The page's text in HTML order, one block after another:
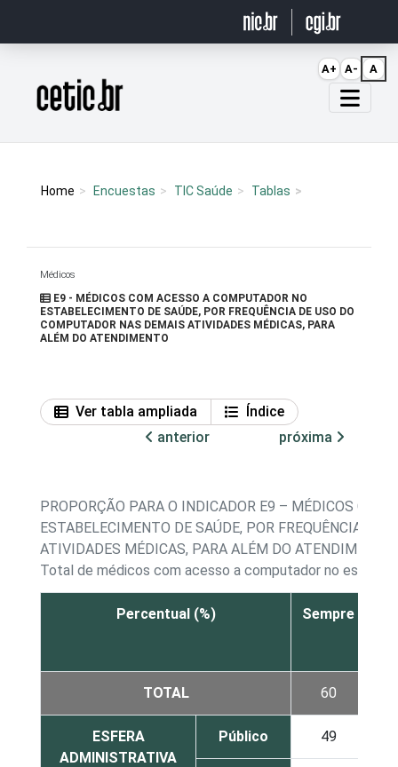
Página inicial
Home Encuestas TIC Saúde Tablas
Médicos
E9 - MÉDICOS COM ACESSO A COMPUTADOR NO
ESTABELECIMENTO DE SAÚDE, POR FREQUÊNCIA DE USO DO
COMPUTADOR NAS DEMAIS ATIVIDADES MÉDICAS, PARA
ALÉM DO ATENDIMENTO
Ver tabla ampliada
Índice
anterior
próxima
PROPORÇÃO PARA O INDICADOR E9 – MÉDICOS COM
ESTABELECIMENTO DE SAÚDE, POR FREQUÊNCIA DE
ATIVIDADES MÉDICAS, PARA ALÉM DO ATENDIMENTO
Total de médicos com acesso a computador no
Percentual (%) Sempre
TOTAL 60
ESFERA
ADMINISTRATIVA
Público 49
A+ A- A